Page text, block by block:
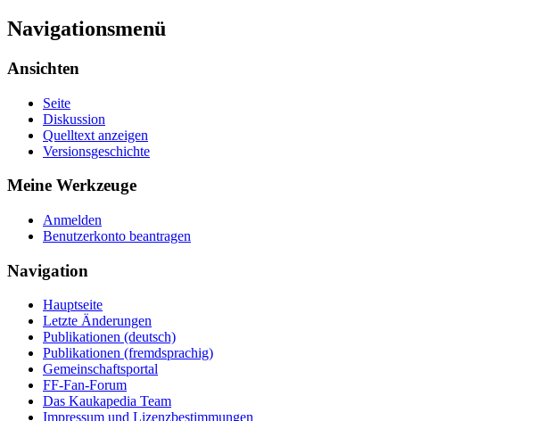
Navigationsmenü
Ansichten
Seite
Diskussion
Quelltext anzeigen
Versionsgeschichte
Meine Werkzeuge
Anmelden
Benutzerkonto beantragen
Navigation
Hauptseite
Letzte Änderungen
Publikationen (deutsch)
Publikationen (fremdsprachig)
Gemeinschaftsportal
FF-Fan-Forum
Das Kaukapedia Team
Impressum und Lizenzbestimmungen